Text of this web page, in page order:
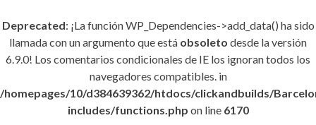
Deprecated: ¡La función WP_Dependencies->add_data() ha sido
llamada con un argumento que está obsoleto desde la versión
6.9.0! Los comentarios condicionales de IE los ignoran todos los
navegadores compatibles. in
/homepages/10/d384639362/htdocs/clickandbuilds/
includes/functions.php on line 6170